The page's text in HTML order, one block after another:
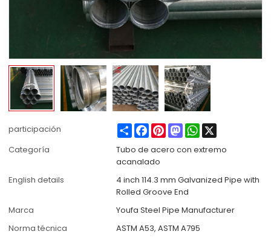
participación ShareFacebook
PinterestMastodonWhatsApp
Categoría
Tubo de acero con extremo
acanalado
English details
4 inch 114.3 mm Galvanized Pipe with
Rolled Groove End
Marca
Youfa Steel Pipe Manufacturer
Norma técnica
ASTM A53, ASTM A795